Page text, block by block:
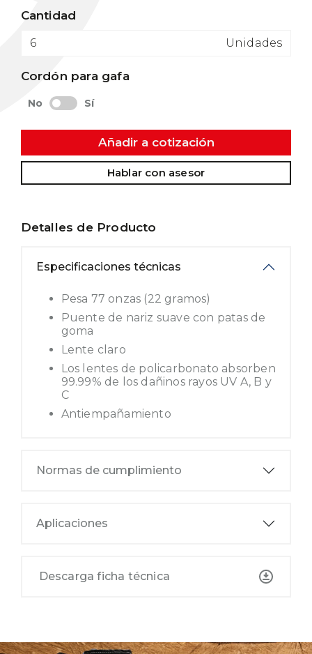
Cantidad
Unidades
Cordón para gafa
No Sí
Añadir a cotización
Hablar con asesor
Detalles de Producto
Especificaciones técnicas
Pesa 77 onzas (22 gramos)
Puente de nariz suave con patas de
goma
Lente claro
Los lentes de policarbonato absorben
99.99% de los dañinos rayos UV A, B y
C
Antiempañamiento
Normas de cumplimiento
Aplicaciones
Descarga ficha técnica